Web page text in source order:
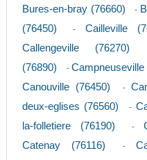
Bures-en-bray (76660) -
(76450)
- Cailleville
Callengeville (76270)
(76890)
-Campneuseville
Canouville (76450) -
deux-eglises (76560)
-
la-folletiere (76190)
-
Catenay (76116) -